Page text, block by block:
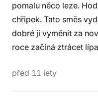
pomalu něco leze.
chřipek. Tato směs
dobré ji vyměnit za
roce začíná ztrácet
před 11 lety